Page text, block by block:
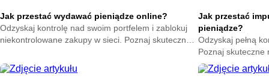
Jak przestać wydawać pieniądze online?
Odzyskaj kontrolę nad swoim portfelem i zablokuj
niekontrolowane zakupy w sieci. Poznaj skuteczne
przycisku kup teraz.
Jak przestać
pieniądze?
Odzyskaj pełną
Poznaj skuteczne
nagłych
oszczędności już